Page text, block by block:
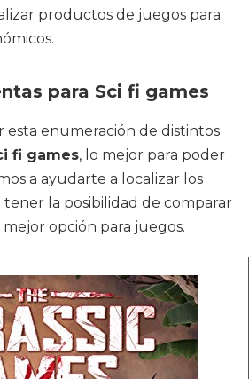
productos de juegos para
para Sci fi games
esta enumeración de distintos
fi games, lo mejor para poder
a ayudarte a localizar los
tener la posibilidad de comparar
opción para juegos.